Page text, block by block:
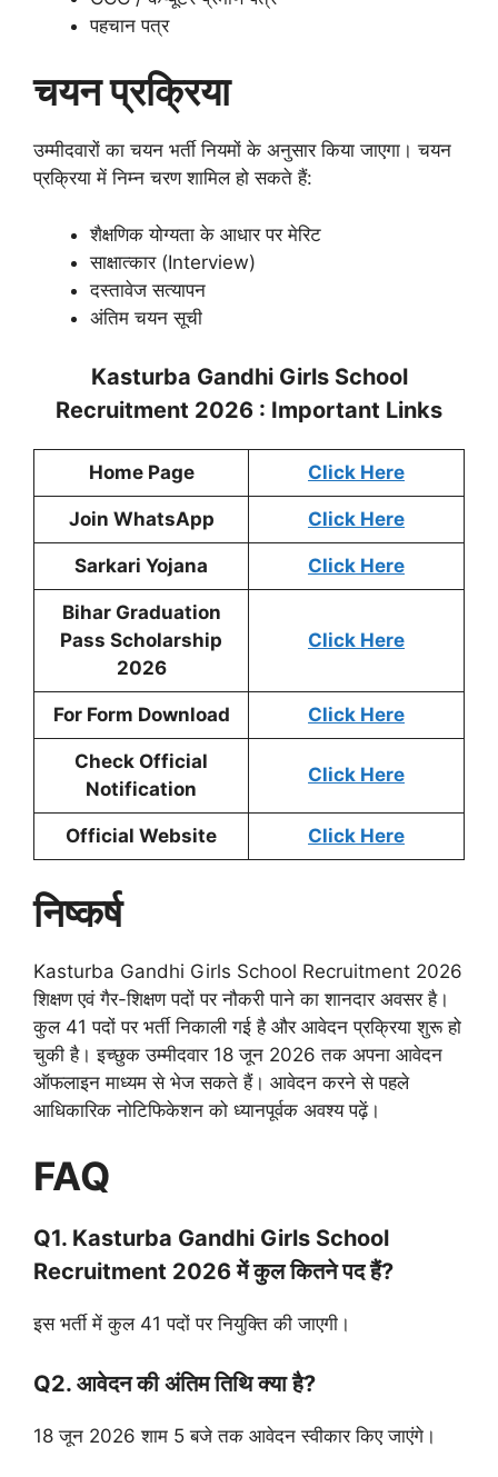
पहचान पत्र
चयन प्रक्रिया
उम्मीदवारों का चयन भर्ती नियमों के अनुसार किया जाएगा। चयन
प्रक्रिया में निम्न चरण शामिल हो सकते हैं:
शैक्षणिक योग्यता के आधार पर मेरिट
साक्षात्कार (Interview)
दस्तावेज सत्यापन
अंतिम चयन सूची
Kasturba Gandhi Girls School
Recruitment 2026 : Important Links
Home Page Click Here
Join WhatsApp Click Here
Sarkari Yojana Click Here
Bihar Graduation
Pass Scholarship
2026
Click Here
For Form Download Click Here
Check Official
Notification
Click Here
Official Website Click Here
निष्कर्ष
Kasturba Gandhi Girls School Recruitment 2026
शिक्षण एवं गैर-शिक्षण पदों पर नौकरी पाने का शानदार अवसर है।
कुल 41 पदों पर भर्ती निकाली गई है और आवेदन प्रक्रिया शुरू हो
चुकी है। इच्छुक उम्मीदवार 18 जून 2026 तक अपना आवेदन
ऑफलाइन माध्यम से भेज सकते हैं। आवेदन करने से पहले
आधिकारिक नोटिफिकेशन को ध्यानपूर्वक अवश्य पढ़ें।
FAQ
Q1. Kasturba Gandhi Girls School
Recruitment 2026 में कुल कितने पद हैं?
इस भर्ती में कुल 41 पदों पर नियुक्ति की जाएगी।
Q2. आवेदन की अंतिम तिथि क्या है?
18 जून 2026 शाम 5 बजे तक आवेदन स्वीकार किए जाएंगे।